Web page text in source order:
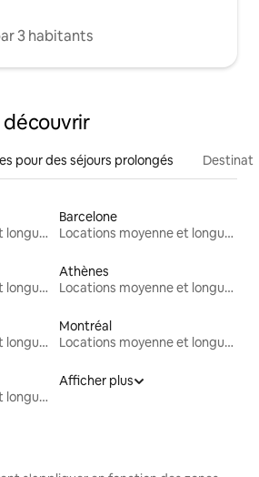
3 habitants
découvrir
pour des séjours prolongés
Locations moyenne et longue durée
Barcelone
Locations moyenne et longue durée
Locations moyenne et longue durée
Athènes
Locations moyenne et longue durée
Locations moyenne et longue durée
Montréal
Locations moyenne et longue durée
Locations moyenne et longue durée
Afficher plus